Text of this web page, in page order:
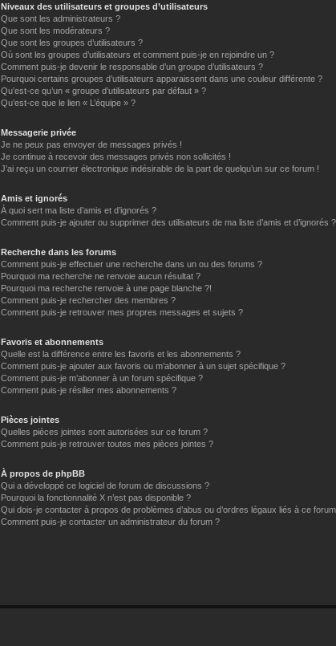
Niveaux des utilisateurs et groupes d’utilisateurs
Que sont les administrateurs ?
Que sont les modérateurs ?
Que sont les groupes d’utilisateurs ?
Où sont les groupes d’utilisateurs et comment puis-je en rejoindre un ?
Comment puis-je devenir le responsable d’un groupe d’utilisateurs ?
Pourquoi certains groupes d’utilisateurs apparaissent dans une couleur différente ?
Qu’est-ce qu’un « groupe d’utilisateurs par défaut » ?
Qu’est-ce que le lien « L’équipe » ?
Messagerie privée
Je ne peux pas envoyer de messages privés !
Je continue à recevoir des messages privés non sollicités !
J’ai reçu un courrier électronique indésirable de la part de quelqu’un sur ce forum !
Amis et ignorés
À quoi sert ma liste d’amis et d’ignorés ?
Comment puis-je ajouter ou supprimer des utilisateurs de ma liste d’amis et d’ignorés ?
Recherche dans les forums
Comment puis-je effectuer une recherche dans un ou des forums ?
Pourquoi ma recherche ne renvoie aucun résultat ?
Pourquoi ma recherche renvoie à une page blanche ?!
Comment puis-je rechercher des membres ?
Comment puis-je retrouver mes propres messages et sujets ?
Favoris et abonnements
Quelle est la différence entre les favoris et les abonnements ?
Comment puis-je ajouter aux favoris ou m’abonner à un sujet spécifique ?
Comment puis-je m’abonner à un forum spécifique ?
Comment puis-je résilier mes abonnements ?
Pièces jointes
Quelles pièces jointes sont autorisées sur ce forum ?
Comment puis-je retrouver toutes mes pièces jointes ?
À propos de phpBB
Qui a développé ce logiciel de forum de discussions ?
Pourquoi la fonctionnalité X n’est pas disponible ?
Qui dois-je contacter à propos de problèmes d’abus ou d’ordres légaux liés à ce
Comment puis-je contacter un administrateur du forum ?